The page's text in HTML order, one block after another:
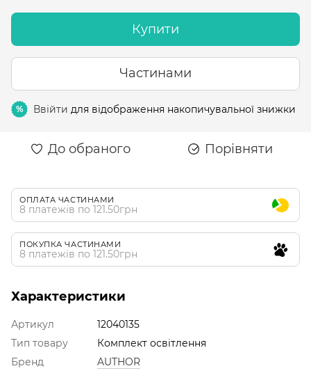
Купити
Частинами
% Ввійти для відображення накопичувальної знижки
До обраного Порівняти
ОПЛАТА ЧАСТИНАМИ
8 платежів по 121.50грн
ПОКУПКА ЧАСТИНАМИ
8 платежів по 121.50грн
Характеристики
Артикул
12040135
Тип товару
Комплект освітлення
Бренд
AUTHOR